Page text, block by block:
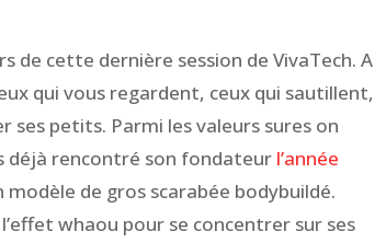
de cette dernière session de VivaTech. A
qui vous regardent, ceux qui sautillent,
ses petits. Parmi les valeurs sures on
déjà rencontré son fondateur l’année
modèle de gros scarabée bodybuildé.
whaou pour se concentrer sur ses